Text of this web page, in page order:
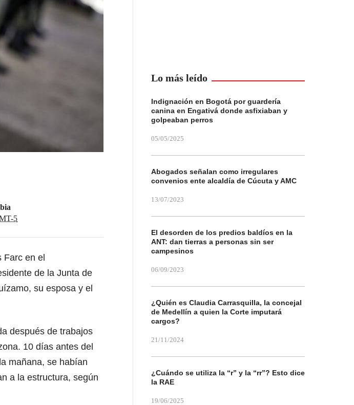
5
en el
de la Junta de
su esposa y el
después de trabajos
10 días antes del
mañana, se habían
a la estructura, según
Lo más leído
Indignación en Bogotá por guardería
canina en Engativá donde asfixiaban y
golpeaban perros
05/05/2025
Abogados señalan como irregulares
convenios ente alcaldía de Cúcuta y AMC
13/07/2023
El desorden de los predios baldíos en la
ANT: dan tierras a personas sin ser
campesinos
06/09/2023
¿Quién es Claudia Carrasquilla, la concejal
de Medellín a quien la Corte imputará
cargos?
21/11/2024
¿Cuándo se utiliza la “r” y la “rr”? Esto dice
la RAE
19/06/2025